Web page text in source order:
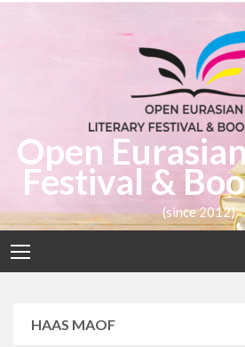
Open
Festival &
(since 2012)
HAAS MAOF